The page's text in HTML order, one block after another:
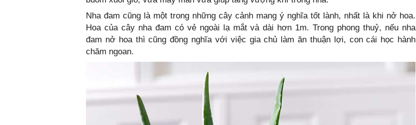
Nha đam cũng là một trong những cây cảnh mang ý nghĩa tốt lành, nhất là khi nở hoa.
Hoa của cây nha đam có vẻ ngoài lạ mắt và dài hơn 1m. Trong phong thuỷ, nếu nha
đam nở hoa thì cũng đồng nghĩa với việc gia chủ làm ăn thuận lợi, con cái học hành
chăm ngoan.